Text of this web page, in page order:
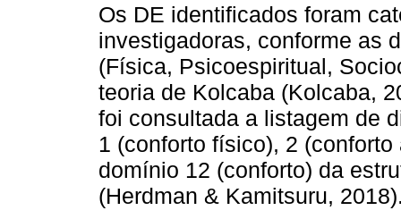
Os DE identificados foram
investigadoras, conforme as
(Física, Psicoespiritual,
teoria de Kolcaba (Kolcaba,
foi consultada a listagem de
1 (conforto físico), 2
domínio 12 (conforto) da
(Herdman & Kamitsuru,